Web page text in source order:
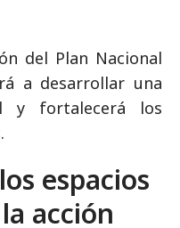
del Plan Nacional
a desarrollar una
y fortalecerá los
espacios
acción